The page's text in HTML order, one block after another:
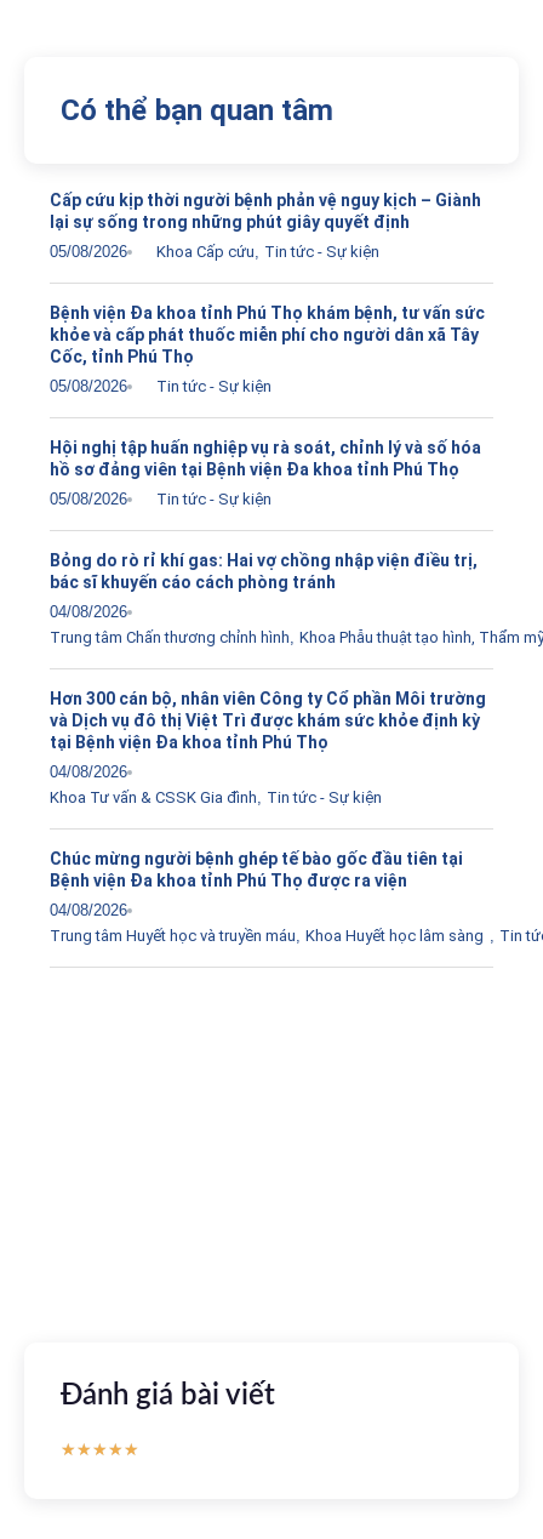
Có thể bạn quan tâm
Cấp cứu kịp thời người bệnh phản vệ nguy kịch – Giành
lại sự sống trong những phút giây quyết định
05/08/2026 Khoa Cấp cứu Tin tức - Sự kiện
Bệnh viện Đa khoa tỉnh Phú Thọ khám bệnh, tư vấn sức
khỏe và cấp phát thuốc miễn phí cho người dân xã Tây
Cốc, tỉnh Phú Thọ
05/08/2026 Tin tức - Sự kiện
Hội nghị tập huấn nghiệp vụ rà soát, chỉnh lý và số hóa
hồ sơ đảng viên tại Bệnh viện Đa khoa tỉnh Phú Thọ
05/08/2026 Tin tức - Sự kiện
Bỏng do rò rỉ khí gas: Hai vợ chồng nhập viện điều trị,
bác sĩ khuyến cáo cách phòng tránh
04/08/2026
Trung tâm Chấn thương chỉnh hình Khoa Phẫu thuật tạo hình, Thẩm
Hơn 300 cán bộ, nhân viên Công ty Cổ phần Môi trường
và Dịch vụ đô thị Việt Trì được khám sức khỏe định kỳ
tại Bệnh viện Đa khoa tỉnh Phú Thọ
04/08/2026
Khoa Tư vấn & CSSK Gia đình
Tin tức - Sự kiện
Chúc mừng người bệnh ghép tế bào gốc đầu tiên tại
Bệnh viện Đa khoa tỉnh Phú Thọ được ra viện
04/08/2026
Trung tâm Huyết học và truyền máu Khoa Huyết học lâm sàng Tin
Đánh giá bài viết
★★★★★